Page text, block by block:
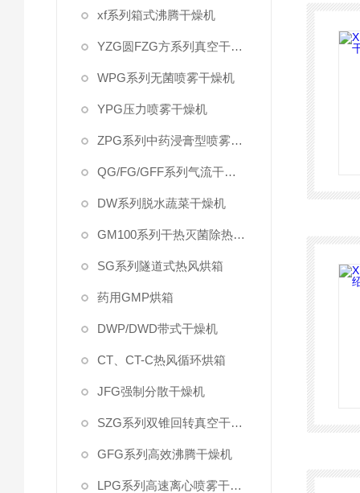
xf系列箱式沸腾干燥机
YZG圆FZG方系列真空干燥机
WPG系列无菌喷雾干燥机
YPG压力喷雾干燥机
ZPG系列中药浸膏型喷雾干燥机组
QG/FG/GFF系列气流干燥机
DW系列脱水蔬菜干燥机
GM100系列干热灭菌除热源柜
SG系列隧道式热风烘箱
药用GMP烘箱
DWP/DWD带式干燥机
CT、CT-C热风循环烘箱
JFG强制分散干燥机
SZG系列双锥回转真空干燥机
GFG系列高效沸腾干燥机
LPG系列高速离心喷雾干燥机